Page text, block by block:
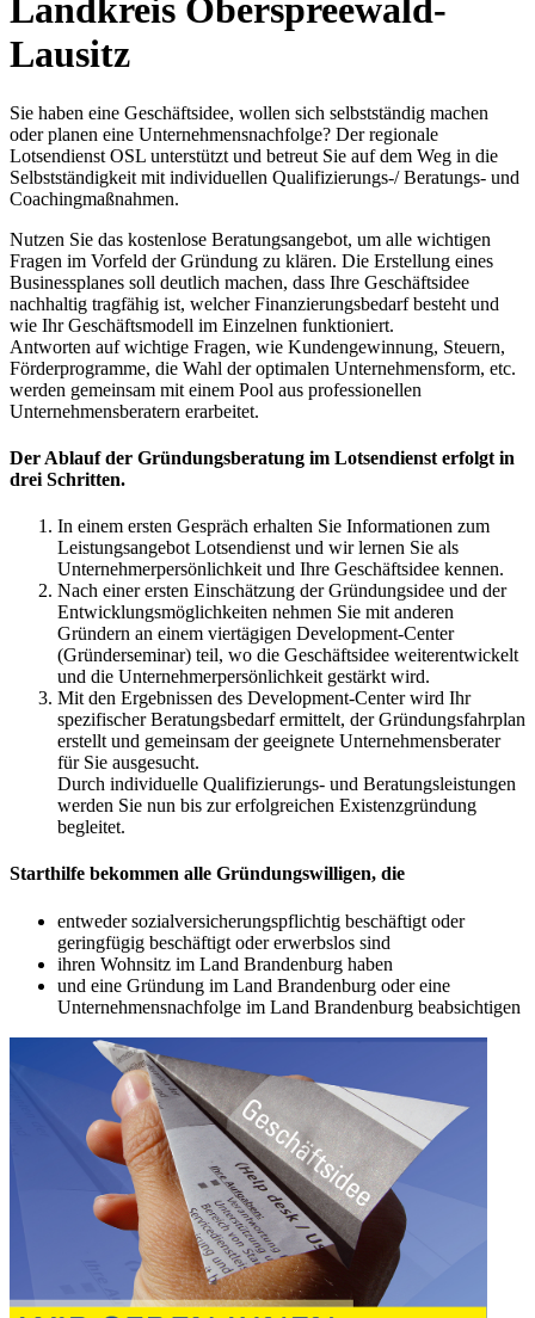
Landkreis Oberspreewald-
Lausitz
Sie haben eine Geschäftsidee, wollen sich selbstständig machen
oder planen eine Unternehmensnachfolge? Der regionale
Lotsendienst OSL unterstützt und betreut Sie auf dem Weg in die
Selbstständigkeit mit individuellen Qualifizierungs-/ Beratungs- und
Coachingmaßnahmen.
Nutzen Sie das kostenlose Beratungsangebot, um alle wichtigen
Fragen im Vorfeld der Gründung zu klären. Die Erstellung eines
Businessplanes soll deutlich machen, dass Ihre Geschäftsidee
nachhaltig tragfähig ist, welcher Finanzierungsbedarf besteht und
wie Ihr Geschäftsmodell im Einzelnen funktioniert.
Antworten auf wichtige Fragen, wie Kundengewinnung, Steuern,
Förderprogramme, die Wahl der optimalen Unternehmensform, etc.
werden gemeinsam mit einem Pool aus professionellen
Unternehmensberatern erarbeitet.
Der Ablauf der Gründungsberatung im Lotsendienst erfolgt in
drei Schritten.
In einem ersten Gespräch erhalten Sie Informationen zum
Leistungsangebot Lotsendienst und wir lernen Sie als
Unternehmerpersönlichkeit und Ihre Geschäftsidee kennen.
Nach einer ersten Einschätzung der Gründungsidee und der
Entwicklungsmöglichkeiten nehmen Sie mit anderen
Gründern an einem viertägigen Development-Center
(Gründerseminar) teil, wo die Geschäftsidee weiterentwickelt
und die Unternehmerpersönlichkeit gestärkt wird.
Mit den Ergebnissen des Development-Center wird Ihr
spezifischer Beratungsbedarf ermittelt, der Gründungsfahrplan
erstellt und gemeinsam der geeignete Unternehmensberater
für Sie ausgesucht.
Durch individuelle Qualifizierungs- und Beratungsleistungen
werden Sie nun bis zur erfolgreichen Existenzgründung
begleitet.
Starthilfe bekommen alle Gründungswilligen, die
entweder sozialversicherungspflichtig beschäftigt oder
geringfügig beschäftigt oder erwerbslos sind
ihren Wohnsitz im Land Brandenburg haben
und eine Gründung im Land Brandenburg oder eine
Unternehmensnachfolge im Land Brandenburg beabsichtigen